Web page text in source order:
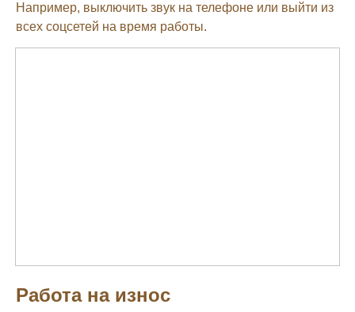
Например, выключить звук на телефоне или выйти из
всех соцсетей на время работы.
Работа на износ